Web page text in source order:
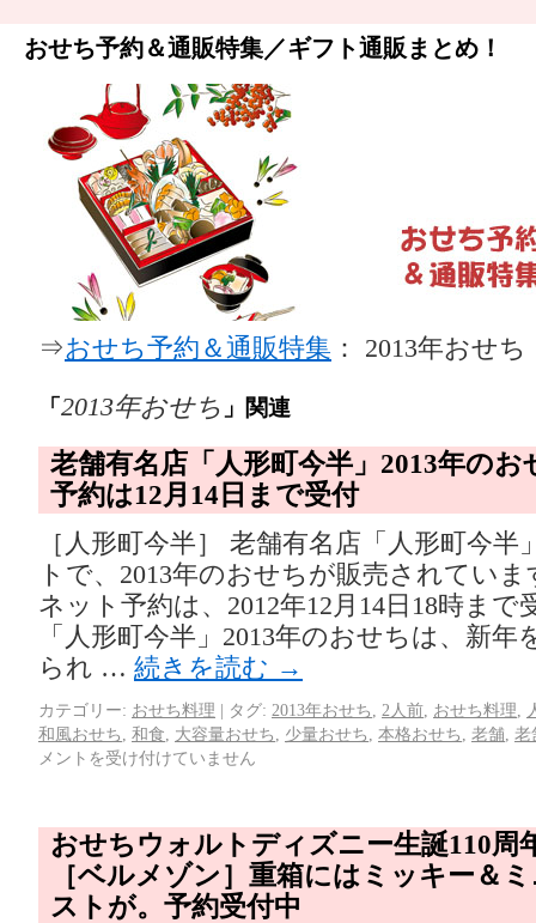
おせち予約＆通販特集／ギフト通販まとめ！
⇒おせち予約＆通販特集 ： 2013年おせち
「 2013年おせち 」関連
老舗有名店「人形町今半」2013年の
予約は12月14日まで受付
［人形町今半］ 老舗有名店「人形町今半
トで、2013年のおせちが販売されてい
ネット予約は、2012年12月14日18時まで
「人形町今半」2013年のおせちは、新年
られ … 続きを読む →
カテゴリー: おせち料理 | タグ: 2013年おせち 2人前 おせち料理
和風おせち
和食 大容量おせち 少量おせち 本格おせち 老舗 老
メントを受け付けていません
おせちウォルトディズニー生誕110周
［ベルメゾン］重箱にはミッキー＆
ストが。予約受付中